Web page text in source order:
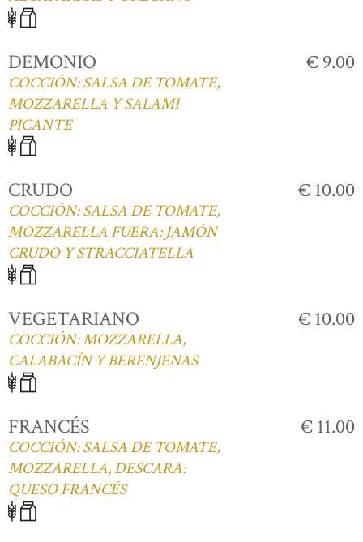
DEMONIO
COCCIÓN: SALSA DE TOMATE,
MOZZARELLA Y SALAMI
PICANTE
€ 9.00
CRUDO
COCCIÓN: SALSA DE TOMATE,
MOZZARELLA FUERA: JAMÓN
CRUDO Y STRACCIATELLA
€ 10.00
VEGETARIANO
COCCIÓN: MOZZARELLA,
CALABACÍN Y BERENJENAS
€ 10.00
FRANCÉS
COCCIÓN: SALSA DE TOMATE,
MOZZARELLA, DESCARA:
QUESO FRANCÉS
€ 11.00